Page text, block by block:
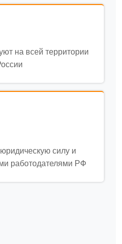
на всей территории
силу и
работодателями РФ